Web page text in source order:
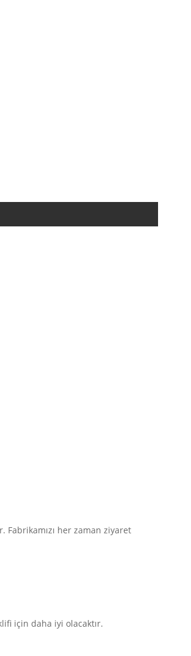
Fabrikamızı her zaman ziyaret
için daha iyi olacaktır.